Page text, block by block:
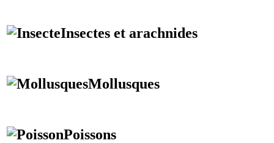
Insectes et arachnides
Mollusques
Poissons